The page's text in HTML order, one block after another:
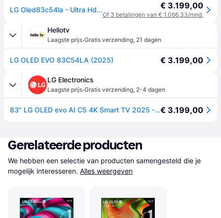
LG Oled83c54la - Ultra Hd 4k Oled-tv 83 Inch 2025 € 3.199,00
Of 3 betalingen van € 1.066,33/mnd.
Hellotv
Laagste prijs·Gratis verzending, 21 dagen
LG OLED EVO 83C54LA (2025) € 3.199,00
LG Electronics
Laagste prijs·Gratis verzending, 2-4 dagen
83" LG OLED evo AI C5 4K Smart TV 2025 - OLED83C54LA€ 3.199,00
Gerelateerde producten
We hebben een selectie van producten samengesteld die je
mogelijk interesseren. Alles weergeven